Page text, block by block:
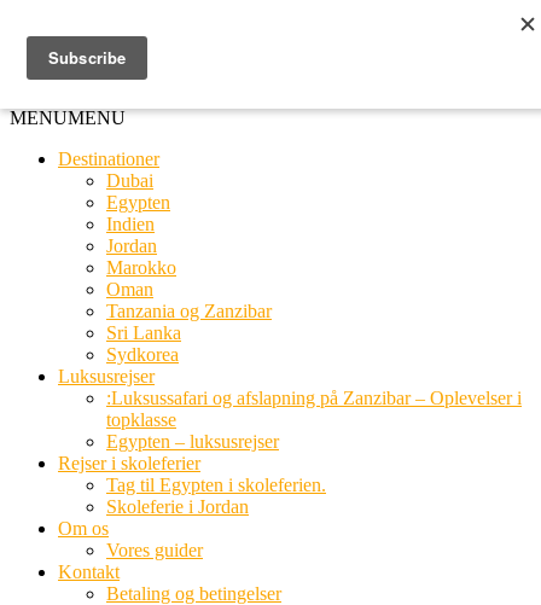
MENUMENU
Destinationer
Dubai
Egypten
Indien
Jordan
Marokko
Oman
Tanzania og Zanzibar
Sri Lanka
Sydkorea
Luksusrejser
:Luksussafari og afslapning på Zanzibar – Oplevelser i
topklasse
Egypten – luksusrejser
Rejser i skoleferier
Tag til Egypten i skoleferien.
Skoleferie i Jordan
Om os
Vores guider
Kontakt
Betaling og betingelser